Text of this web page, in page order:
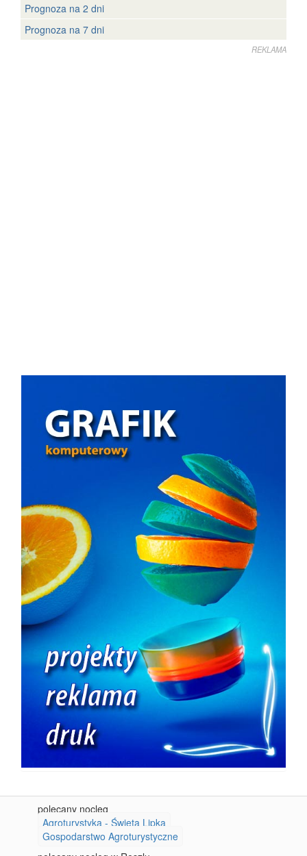
Prognoza na 2 dni
Prognoza na 7 dni
REKLAMA
polecany nocleg
Agroturystyka - Święta Lipka
Gospodarstwo Agroturystyczne